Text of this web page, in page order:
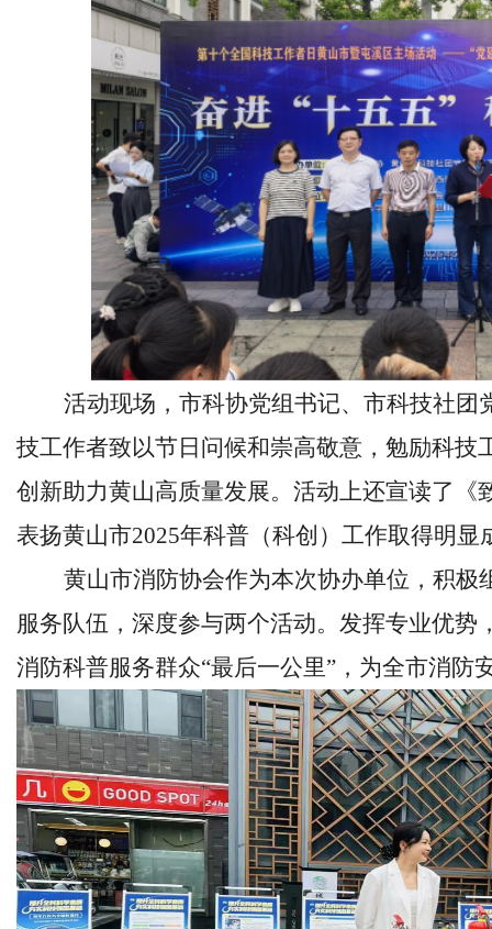
活动现场， 市科协党组书记、市科技社团
技工作者致以节日问候和崇高敬意，勉励科技
创新助力黄山高质量发展。活动上还宣读了《
表扬黄山市2025年科普（科创）工作取得明显
黄山市消防协会作为本次协办单位，积
服务队伍，深度参与两个活动。发挥专业优
消防科普服务群众“最后一公里”，为全市消防